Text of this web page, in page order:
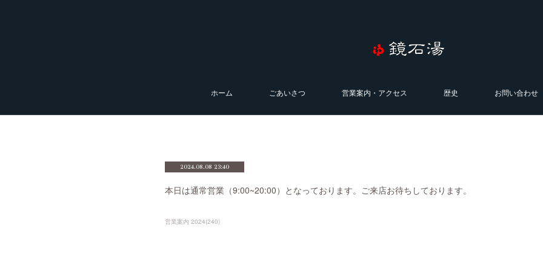
ホーム ごあいさつ 営業案内・アクセス 歴史 お問い合わせ
2024.08.08 23:40
本日は通常営業（9:00~20:00）となっております。ご来店お待ちしております。
営業案内 2024(240)